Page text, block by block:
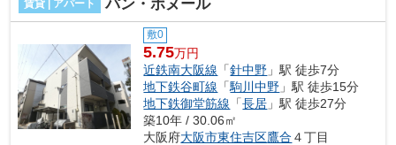
賃貸 | アパート パン・ボヌール
敷0
5.75万円
近鉄南大阪線 「針中野 」駅 徒歩7分
地下鉄谷町線 「駒川中野 」駅 徒歩15分
地下鉄御堂筋線 「長居 」駅 徒歩27分
築10年 / 30.06㎡
大阪府大阪市東住吉区鷹合 ４丁目